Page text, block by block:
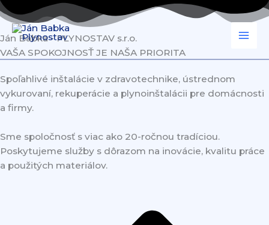
Preskočiť
na
obsah
Ján Babka - PLYNOSTAV s.r.o.
VAŠA SPOKOJNOSŤ JE NAŠA PRIORITA
Spoľahlivé inštalácie v zdravotechnike, ústrednom
vykurovaní, rekuperácie a plynoinštalácii pre domácnosti
a firmy.
Sme spoločnosť s viac ako 20-ročnou tradíciou.
Poskytujeme služby s dôrazom na inovácie, kvalitu práce
a použitých materiálov.